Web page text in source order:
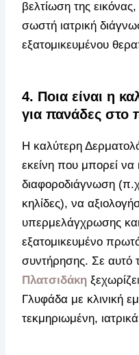
βελτίωση της
σωστή ιατρική
εξατομικευμένου
4. Ποια είναι η
για πανάδες
Η καλύτερη
εκείνη που μπορεί
διαφοροδιάγνωση
κηλίδες), να
υπερμελάγχρωσης
εξατομικευμένο
συντήρησης. Σε αυτό
Πλατσιδάκη
Γλυφάδα με κλινική
τεκμηριωμένη,